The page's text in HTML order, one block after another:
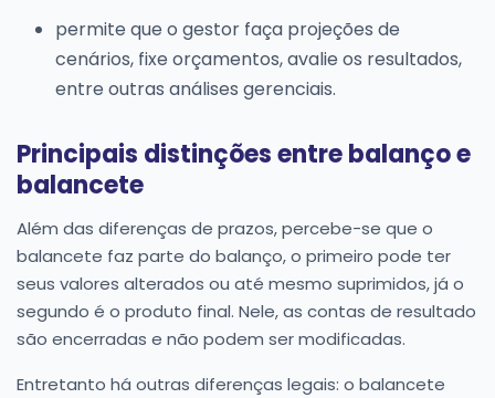
permite que o gestor faça projeções de
cenários, fixe orçamentos, avalie os resultados,
entre outras análises gerenciais.
Principais distinções entre balanço e
balancete
Além das diferenças de prazos, percebe-se que o
balancete faz parte do balanço, o primeiro pode ter
seus valores alterados ou até mesmo suprimidos, já o
segundo é o produto final. Nele, as contas de resultado
são encerradas e não podem ser modificadas.
Entretanto há outras diferenças legais: o balancete